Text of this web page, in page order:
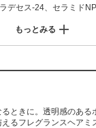
デセス-24、セラミド
ール、エチルヘキシルグ
、ラウロイルラクチレ
もっとみる
ときに。透明感のある
るフレグランスヘアミ